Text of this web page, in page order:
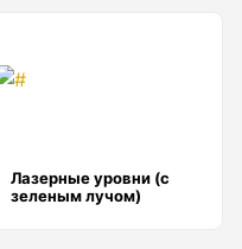
Лазерные уровни (с
зеленым лучом)